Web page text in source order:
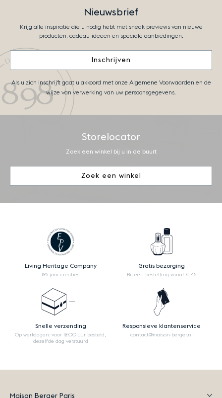
Nieuwsbrief
Krijg alle inspiratie die u nodig hebt met sneak previews van nieuwe
producten, cadeau-ideeën en speciale aanbiedingen.
Inschrijven
Als u zich inschrijft gaat u akkoord met onze Algemene Voorwaarden en de
wijze van verwerking van uw persoonsgegevens.
Storelocator
Zoek een winkel bij u in de buurt
Zoek een winkel
Living Heritage Company
125 jaar creaties
Gratis bezorging
Bij een bestelling vanaf € 45
Snelle verzending
Op werkdagen: voor 12:00 uur besteld,
dezelfde dag verstuurd
Responsieve klantenservice
contact@maison-berger.nl
Maison Berger Paris